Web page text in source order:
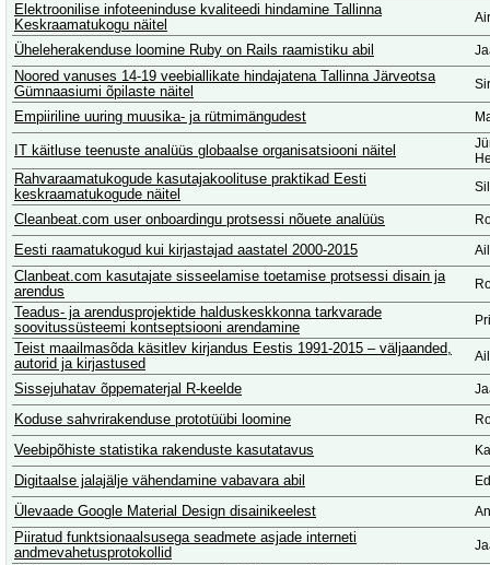
Elektroonilise infoteeninduse kvaliteedi hindamine Tallinna
Keskraamatukogu näitel
Üheleherakenduse loomine Ruby on Rails raamistiku abil
Noored vanuses 14-19 veebiallikate hindajatena Tallinna Järveotsa
Gümnaasiumi õpilaste näitel
Empiiriline uuring muusika- ja rütmimängudest
IT käitluse teenuste analüüs globaalse organisatsiooni näitel
Rahvaraamatukogude kasutajakoolituse praktikad Eesti
keskraamatukogude näitel
Cleanbeat.com user onboardingu protsessi nõuete analüüs
Eesti raamatukogud kui kirjastajad aastatel 2000-2015
Clanbeat.com kasutajate sisseelamise toetamise protsessi disain ja
arendus
Teadus- ja arendusprojektide halduskeskkonna tarkvarade
soovitussüsteemi kontseptsiooni arendamine
Teist maailmasõda käsitlev kirjandus Eestis 1991-2015 – väljaanded,
autorid ja kirjastused
Sissejuhatav õppematerjal R-keelde
Koduse sahvrirakenduse prototüübi loomine
Veebipõhiste statistika rakenduste kasutatavus
Digitaalse jalajälje vähendamine vabavara abil
Ülevaade Google Material Design disainikeelest
Piiratud funktsionaalsusega seadmete asjade interneti
andmevahetusprotokollid